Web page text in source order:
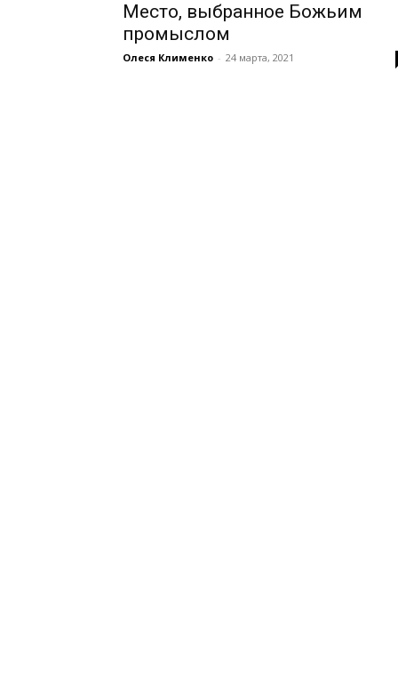
Место, выбранное Божьим
промыслом
Олеся Клименко - 24 марта, 2021